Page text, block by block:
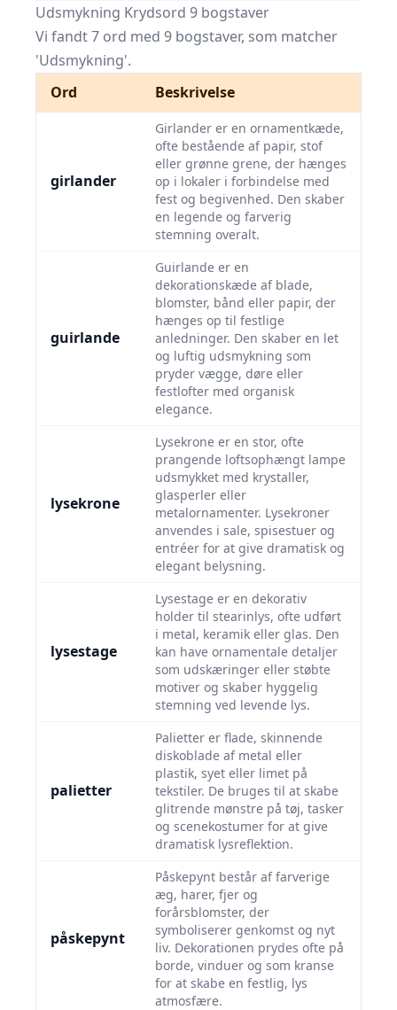
Udsmykning Krydsord 9 bogstaver
Vi fandt 7 ord med 9 bogstaver, som matcher
'Udsmykning'.
Ord
Beskrivelse
girlander
Girlander er en ornamentkæde,
ofte bestående af papir, stof
eller grønne grene, der hænges
op i lokaler i forbindelse med
fest og begivenhed. Den skaber
en legende og farverig
stemning overalt.
guirlande
Guirlande er en
dekorationskæde af blade,
blomster, bånd eller papir, der
hænges op til festlige
anledninger. Den skaber en let
og luftig udsmykning som
pryder vægge, døre eller
festlofter med organisk
elegance.
lysekrone
Lysekrone er en stor, ofte
prangende loftsophængt lampe
udsmykket med krystaller,
glasperler eller
metalornamenter. Lysekroner
anvendes i sale, spisestuer og
entréer for at give dramatisk og
elegant belysning.
lysestage
Lysestage er en dekorativ
holder til stearinlys, ofte udført
i metal, keramik eller glas. Den
kan have ornamentale detaljer
som udskæringer eller støbte
motiver og skaber hyggelig
stemning ved levende lys.
palietter
Palietter er flade, skinnende
diskoblade af metal eller
plastik, syet eller limet på
tekstiler. De bruges til at skabe
glitrende mønstre på tøj, tasker
og scenekostumer for at give
dramatisk lysreflektion.
påskepynt
Påskepynt består af farverige
æg, harer, fjer og
forårsblomster, der
symboliserer genkomst og nyt
liv. Dekorationen prydes ofte på
borde, vinduer og som kranse
for at skabe en festlig, lys
atmosfære.